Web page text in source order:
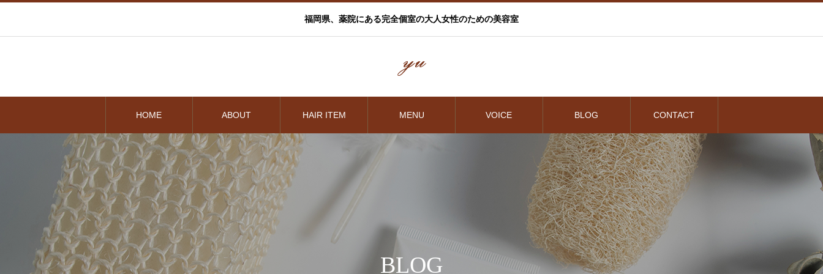
福岡県、薬院にある完全個室の大人女性のための美容室
HOME ABOUT HAIR ITEM MENU VOICE BLOG CONTACT
BLOG